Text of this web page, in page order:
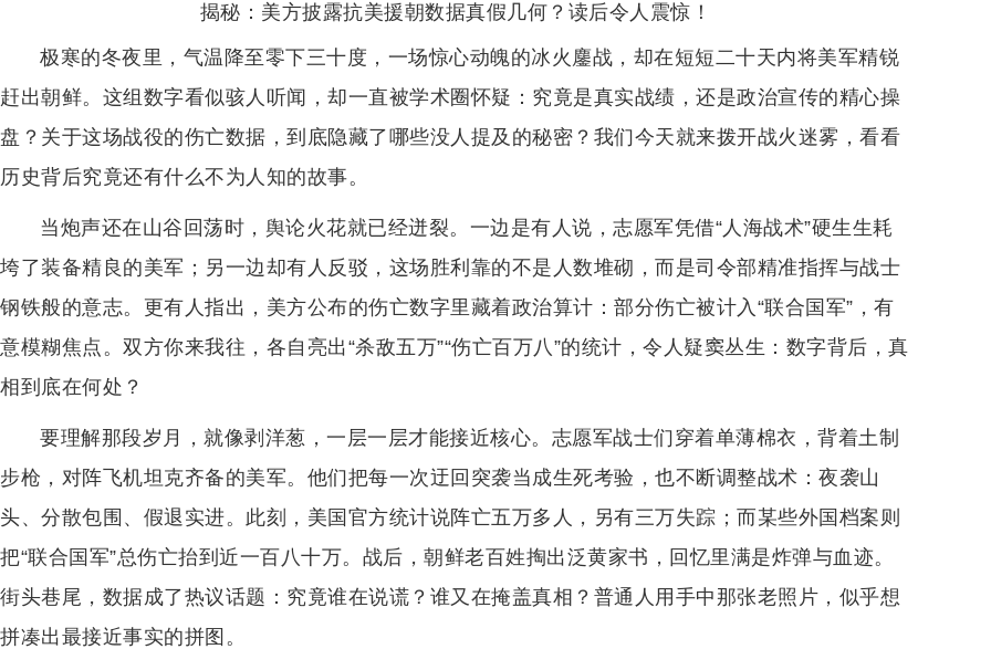
揭秘：美方披露抗美援朝数据真假几何？读后令人震惊！
极寒的冬夜里，气温降至零下三十度，一场惊心动魄的冰火鏖战，却在短短二十天内将美军精锐
赶出朝鲜。这组数字看似骇人听闻，却一直被学术圈怀疑：究竟是真实战绩，还是政治宣传的精心操
盘？关于这场战役的伤亡数据，到底隐藏了哪些没人提及的秘密？我们今天就来拨开战火迷雾，看看
历史背后究竟还有什么不为人知的故事。
当炮声还在山谷回荡时，舆论火花就已经迸裂。一边是有人说，志愿军凭借“人海战术”硬生生耗
垮了装备精良的美军；另一边却有人反驳，这场胜利靠的不是人数堆砌，而是司令部精准指挥与战士
钢铁般的意志。更有人指出，美方公布的伤亡数字里藏着政治算计：部分伤亡被计入“联合国军”，有
意模糊焦点。双方你来我往，各自亮出“杀敌五万”“伤亡百万八”的统计，令人疑窦丛生：数字背后，真
相到底在何处？
要理解那段岁月，就像剥洋葱，一层一层才能接近核心。志愿军战士们穿着单薄棉衣，背着土制
步枪，对阵飞机坦克齐备的美军。他们把每一次迂回突袭当成生死考验，也不断调整战术：夜袭山
头、分散包围、假退实进。此刻，美国官方统计说阵亡五万多人，另有三万失踪；而某些外国档案则
把“联合国军”总伤亡抬到近一百八十万。战后，朝鲜老百姓掏出泛黄家书，回忆里满是炸弹与血迹。
街头巷尾，数据成了热议话题：究竟谁在说谎？谁又在掩盖真相？普通人用手中那张老照片，似乎想
拼凑出最接近事实的拼图。